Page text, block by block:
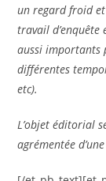
un regard froid
travail
aussi importants
différentes
etc).
L’objetéditorial
agrémentée